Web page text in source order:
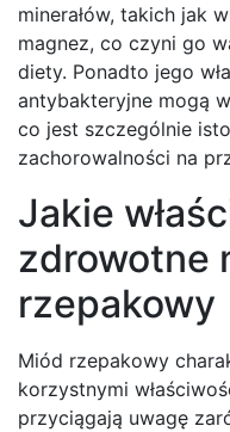
minerałów, takich jak
magnez, co czyni go
diety. Ponadto jego
antybakteryjne mogą
co jest szczególnie
zachorowalności na
Jakie
zdrowotne
rzepakowy
Miód rzepakowy
korzystnymi
przyciągają uwagę